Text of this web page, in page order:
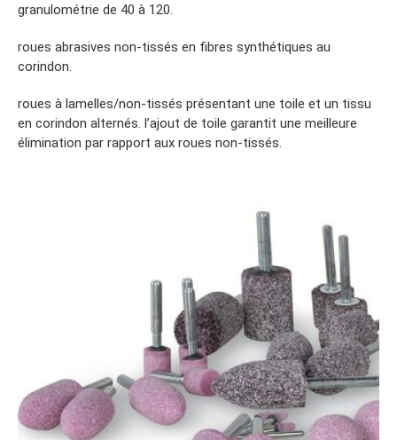
granulométrie de 40 à 120.
roues abrasives non-tissés en fibres synthétiques au
corindon.
roues à lamelles/non-tissés présentant une toile et un tissu
en corindon alternés. l’ajout de toile garantit une meilleure
élimination par rapport aux roues non-tissés.